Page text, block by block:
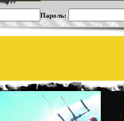
Пароль: